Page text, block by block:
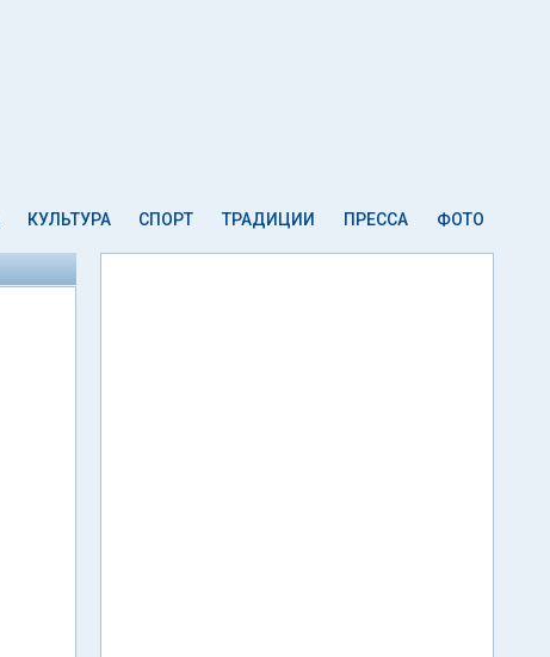
КУЛЬТУРА СПОРТ ТРАДИЦИИ ПРЕССА ФОТО